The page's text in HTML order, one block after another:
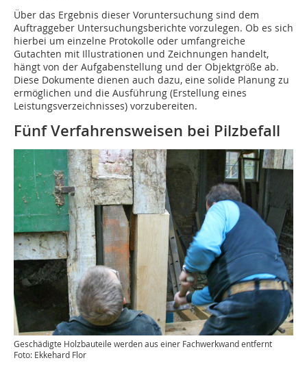
Über das Ergebnis dieser Voruntersuchung sind dem
Auftraggeber Untersuchungsberichte vorzulegen. Ob es sich
hierbei um einzelne Protokolle oder umfangreiche
Gutachten mit Illustrationen und Zeichnungen handelt,
hängt von der Aufgabenstellung und der Objektgröße ab.
Diese Dokumente dienen auch dazu, eine solide Planung zu
ermöglichen und die Ausführung (Erstellung eines
Leistungsverzeichnisses) vorzubereiten.
Fünf Verfahrensweisen bei Pilzbefall
Geschädigte Holzbauteile werden aus einer Fachwerkwand entfernt
Foto: Ekkehard Flor